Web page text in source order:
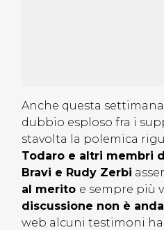
Anche questa
dubbio esploso fra i
stavolta la polemica
Todaro e altri membri
Bravi e Rudy Zerbi
al merito e sempre più
discussione non è
web alcuni testimoni